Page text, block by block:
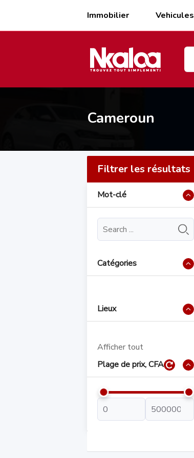
Immobilier Vehicules
Cameroun
Filtrer les résultats
Mot-clé
Catégories
Lieux
Afficher tout
Plage de prix, CFA